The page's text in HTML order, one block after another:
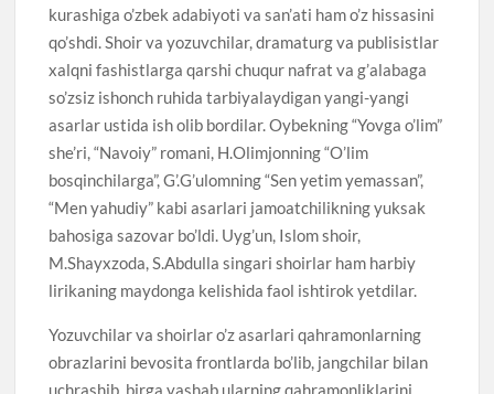
kurashiga o’zbek adabiyoti va san’ati ham o’z hissasini
qo’shdi. Shoir va yozuvchilar, dramaturg va publisistlar
xalqni fashistlarga qarshi chuqur nafrat va g’alabaga
so’zsiz ishonch ruhida tarbiyalaydigan yangi-yangi
asarlar ustida ish olib bordilar. Oybekning “Yovga o’lim”
she’ri, “Navoiy” romani, H.Olimjonning “O’lim
bosqinchilarga”, G’.G’ulomning “Sen yetim yemassan”,
“Men yahudiy” kabi asarlari jamoatchilikning yuksak
bahosiga sazovar bo’ldi. Uyg’un, Islom shoir,
M.Shayxzoda, S.Abdulla singari shoirlar ham harbiy
lirikaning maydonga kelishida faol ishtirok yetdilar.
Yozuvchilar va shoirlar o’z asarlari qahramonlarning
obrazlarini bevosita frontlarda bo’lib, jangchilar bilan
uchrashib, birga yashab ularning qahramonliklarini